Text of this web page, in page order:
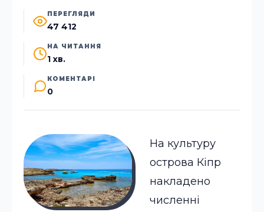
ПЕРЕГЛЯДИ
47 412
НА ЧИТАННЯ
1 хв.
КОМЕНТАРІ
0
На культуру
острова Кіпр
накладено
численні